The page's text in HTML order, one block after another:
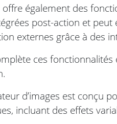
offre également des
post-action et
externes grâce à des
ces fonctionnalités
d’images est conçu
incluant des effets